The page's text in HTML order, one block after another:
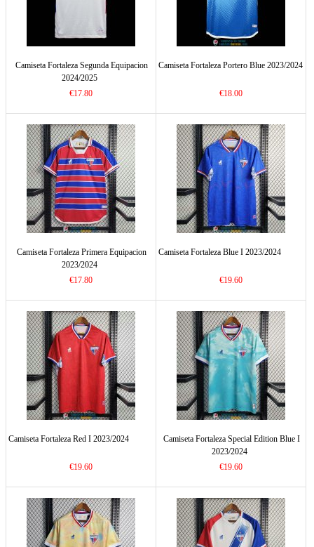
Camiseta Fortaleza Segunda Equipacion
2024/2025
€17.80
Camiseta Fortaleza Portero Blue 2023/2024
€18.00
Camiseta Fortaleza Primera Equipacion
2023/2024
€17.80
Camiseta Fortaleza Blue I 2023/2024
€19.60
Camiseta Fortaleza Red I 2023/2024
€19.60
Camiseta Fortaleza Special Edition Blue I
2023/2024
€19.60